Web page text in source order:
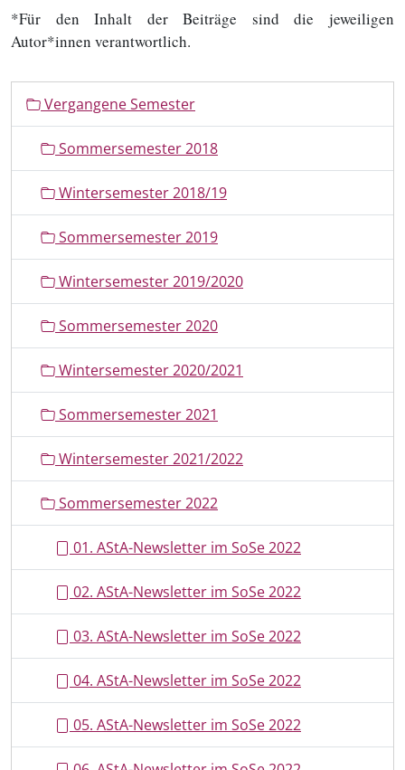
*Für den Inhalt der Beiträge sind die jeweiligen
Autor*innen verantwortlich.
t
o
Vergangene Semester
Sommersemester 2018
Wintersemester 2018/19
Sommersemester 2019
Wintersemester 2019/2020
Sommersemester 2020
Wintersemester 2020/2021
Sommersemester 2021
Wintersemester 2021/2022
Sommersemester 2022
01. AStA-Newsletter im SoSe 2022
02. AStA-Newsletter im SoSe 2022
03. AStA-Newsletter im SoSe 2022
04. AStA-Newsletter im SoSe 2022
05. AStA-Newsletter im SoSe 2022